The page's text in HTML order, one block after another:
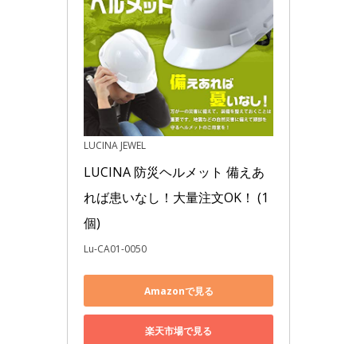
LUCINA JEWEL
LUCINA 防災ヘルメット 備えあ
れば患いなし！大量注文OK！ (1
個)
Lu-CA01-0050
Amazonで見る
楽天市場で見る